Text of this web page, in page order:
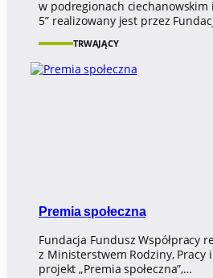
w podregionach ciechanowskim i
5” realizowany jest przez
TRWAJĄCY
Premia społeczna
Fundacja Fundusz Współpracy
z Ministerstwem Rodziny, Pracy
projekt „Premia społeczna”,…